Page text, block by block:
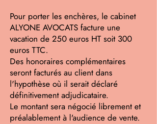
Pour porter les enchères, le cabinet
ALYONE AVOCATS facture une
vacation de 250 euros HT soit 300
euros TTC.
Des honoraires complémentaires
seront facturés au client dans
l'hypothèse où il serait déclaré
définitivement adjudicataire.
Le montant sera négocié librement et
préalablement à l'audience de vente.